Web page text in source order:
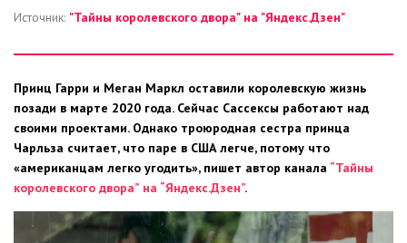
АВТОРСКИЕ КОЛОНКИ
ДОМ И ЕДА
Источник: "Тайны королевского двора" на "Яндекс.Дзен"
Принц Гарри и Меган Маркл оставили королевскую жизнь
позади в марте 2020 года. Сейчас Сассексы работают над
своими проектами. Однако троюродная сестра принца
Чарльза считает, что паре в США легче, потому что
«американцам легко угодить», пишет автор канала “Тайны
королевского двора” на “Яндекс.Дзен”.